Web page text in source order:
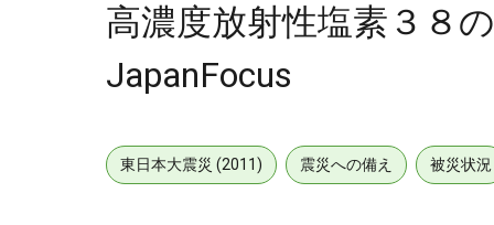
高濃度放射性塩素３８
JapanFocus
東日本大震災 (2011) 震災への備え 被災状況